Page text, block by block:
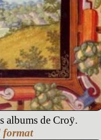
albums de Croÿ.
format